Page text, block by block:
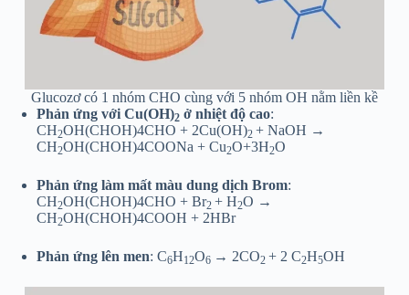
Glucozơ có 1 nhóm CHO cùng với 5 nhóm OH nằm liền kề
Phản ứng với Cu(OH)2 ở nhiệt độ cao:
CH2OH(CHOH)4CHO + 2Cu(OH)2 + NaOH →
CH2OH(CHOH)4COONa + Cu2O+3H2O
Phản ứng làm mất màu dung dịch Brom:
CH2OH(CHOH)4CHO + Br2 + H2O →
CH2OH(CHOH)4COOH + 2HBr
Phản ứng lên men: C6H12O6 → 2CO2 + 2 C2H5OH